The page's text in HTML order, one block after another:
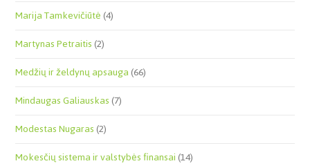
Marija Tamkevičiūtė(4)
Martynas Petraitis(2)
Medžių ir želdynų apsauga(66)
Mindaugas Galiauskas(7)
Modestas Nugaras(2)
Mokesčių sistema ir valstybės finansai(14)